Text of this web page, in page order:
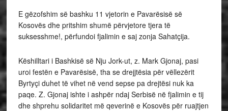
E gëzofshim së bashku 11 vjetorin e Pavarësisë së
Kosovës dhe pritshim shumë përvjetore tjera të
suksesshme!, përfundoi fjalimin e saj zonja Sahatçija.
Këshilltari i Bashkisë së Nju Jork-ut, z. Mark Gjonaj, pasi
uroi festën e Pavarësisë, tha se drejjtësia për vëllezërit
Byrtyçi duhet të vihet në vend sepse pa drejtësi nuk ka
paqe. Z. Gjonaj ishte i ashpër ndaj Serbisë në fjalimin e tij
dhe shprehu solidaritet më qeverinë e Kosovës për ruajtjen